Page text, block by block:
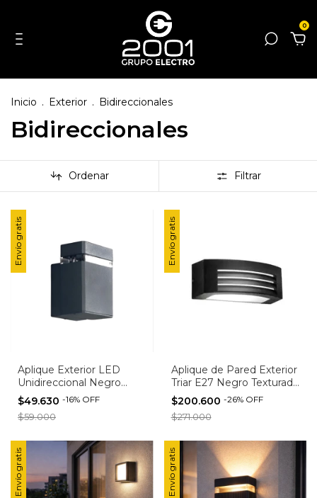
0
Inicio . Exterior . Bidireccionales
Bidireccionales
Ordenar Filtrar
Envío gratis
Aplique Exterior LED
Unidireccional Negro
Candil Mao I Aluminio
$49.630 -16% OFF
$59.000
Envío gratis
Aplique de Pared Exterior
Triar E27 Negro Texturado
Bidireccional
$200.600 -26% OFF
$271.000
Envío gratis Envío gratis